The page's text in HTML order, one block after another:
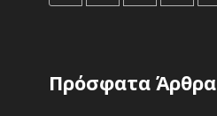
Πρόσφατα Άρθρα